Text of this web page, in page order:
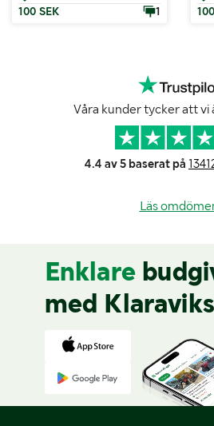
100 SEK
1
Våra kunder tycker att vi
4.4 av 5 baserat på
Läs
Enklare
med Klaraviks